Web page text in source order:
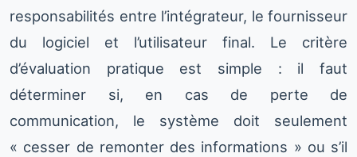
responsabilités entre l’intégrateur, le fournisseur
du logiciel et l’utilisateur final. Le critère
d’évaluation pratique est simple : il faut
déterminer si, en cas de perte de
communication, le système doit seulement
« cesser de remonter des informations » ou s’il